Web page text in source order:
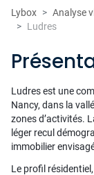
Lybox Analyse
Ludres
Ludres est une
Nancy, dans la
zones d’activités.
léger recul
immobilier
Le profil